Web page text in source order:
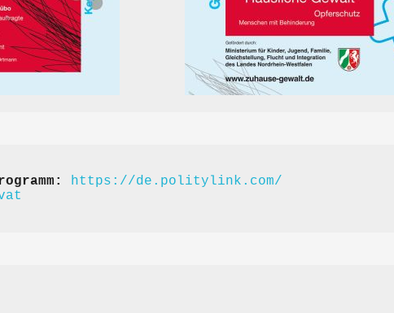
https://de.politylink.com/